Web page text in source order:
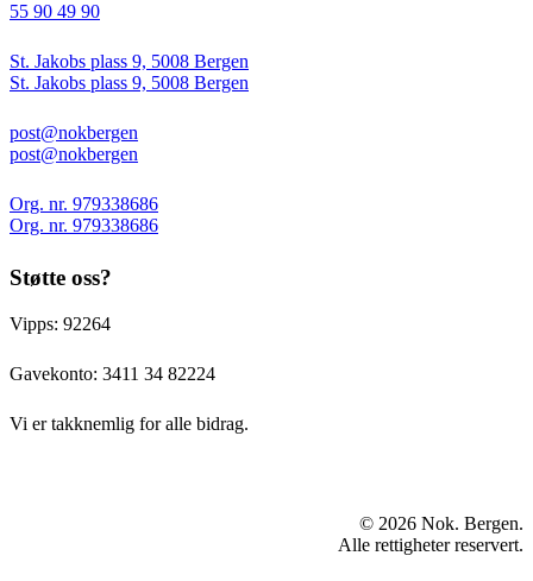
55 90 49 90
St. Jakobs plass 9, 5008 Bergen
St. Jakobs plass 9, 5008 Bergen
post@nokbergen
post@nokbergen
Org. nr. 979338686
Org. nr. 979338686
Støtte oss?
Vipps: 92264
Gavekonto: 3411 34 82224
Vi er takknemlig for alle bidrag.
© 2026 Nok. Bergen.
Alle rettigheter reservert.